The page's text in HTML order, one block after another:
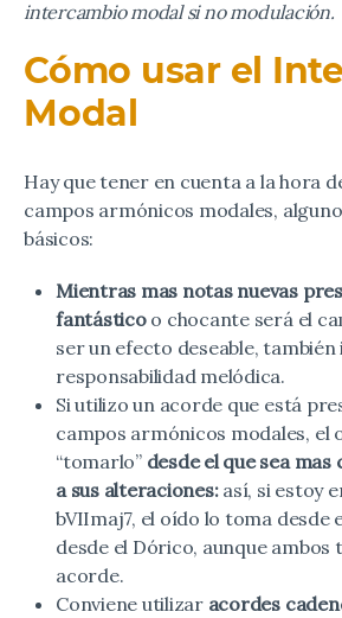
intercambio modal si no modulación.
Cómo usar el
Modal
Hay que tener en cuenta a la hora
campos armónicos modales,
básicos:
Mientras mas notas nuevas
fantásticoo chocante será el
ser un efecto deseable,
responsabilidad melódica.
Si utilizo un acorde que está
campos armónicos modales, el
“tomarlo” desde el que sea
a sus alteraciones: así, si estoy
bVIImaj7, el oído lo toma desde
desde el Dórico, aunque ambos
acorde.
Conviene utilizaracordes